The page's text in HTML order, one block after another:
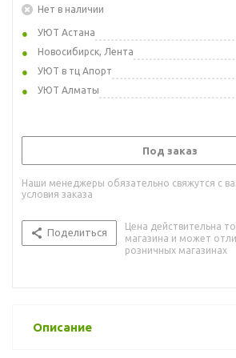
Нет в наличии
УЮТ Астана
Новосибирск, Лента
УЮТ в тц Апорт
УЮТ Алматы
Под заказ
Наши менеджеры обязательно свяжутся с
условия заказа
Поделиться
Цена действительна
магазина и может
розничных магазинах
Описание